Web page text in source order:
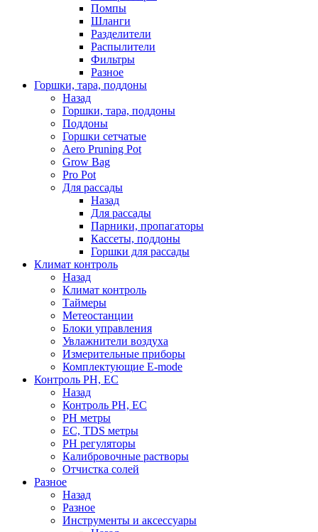
Помпы
Шланги
Разделители
Распылители
Фильтры
Разное
Горшки, тара, поддоны
Назад
Горшки, тара, поддоны
Поддоны
Горшки сетчатые
Aero Pruning Pot
Grow Bag
Pro Pot
Для рассады
Назад
Для рассады
Парники, пропагаторы
Кассеты, поддоны
Горшки для рассады
Климат контроль
Назад
Климат контроль
Таймеры
Метеостанции
Блоки управления
Увлажнители воздуха
Измерительные приборы
Комплектующие E-mode
Контроль PH, EC
Назад
Контроль PH, EC
PH метры
EC, TDS метры
PH регуляторы
Калибровочные растворы
Отчистка солей
Разное
Назад
Разное
Инструменты и аксессуары